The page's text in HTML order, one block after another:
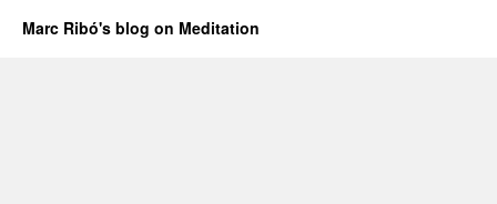
Marc Ribó's blog on Meditation